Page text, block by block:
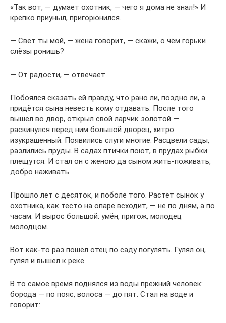
«Так вот, — думает охотник, — чего я дома не знал!» И
крепко приуныл, пригорюнился.
— Свет ты мой, — жена говорит, — скажи, о чём горьки
слёзы ронишь?
— От радости, — отвечает.
Побоялся сказать ей правду, что рано ли, поздно ли, а
придётся сына невесть кому отдавать. После того
вышел во двор, открыл свой ларчик золотой —
раскинулся перед ним большой дворец, хитро
изукрашенный. Появились слуги многие. Расцвели сады,
разлились пруды. В садах птички поют, в прудах рыбки
плещутся. И стал он с женою да сыном жить-поживать,
добро наживать.
Прошло лет с десяток, и поболе того. Растёт сынок у
охотника, как тесто на опаре всходит, — не по дням, а по
часам. И вырос большой: умён, пригож, молодец
молодцом.
Вот как-то раз пошёл отец по саду погулять. Гулял он,
гулял и вышел к реке.
В то самое время поднялся из воды прежний человек:
борода — по пояс, волоса — до пят. Стал на воде и
говорит: